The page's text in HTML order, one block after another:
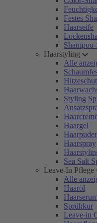
Festes
Haarseife
Shampoo-
Haarstyling
Alle
Styling
Haargel
Haarpuder
Haarspray
Sea Salt
Leave-In Pflege
Alle
Haaröl
Haarserum
Sprühkur
Leave-in